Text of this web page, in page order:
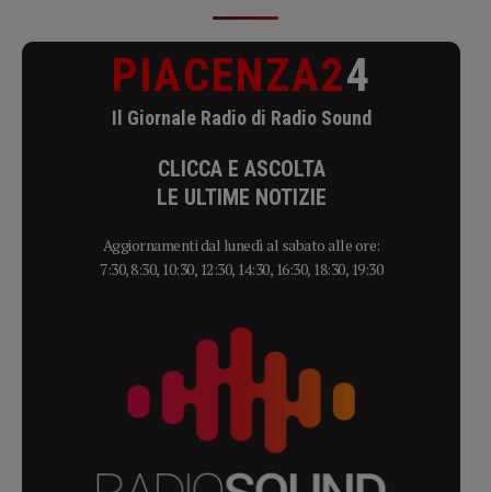
PIACENZA24
Il Giornale Radio di Radio Sound
CLICCA E ASCOLTA
LE ULTIME NOTIZIE
Aggiornamenti dal lunedì al sabato alle ore:
7:30, 8:30, 10:30, 12:30, 14:30, 16:30, 18:30, 19:30